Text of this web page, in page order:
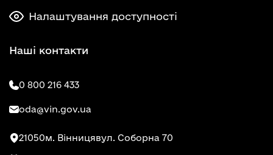
Налаштування доступності
Наші контакти
0 800 216 433
oda@vin.gov.ua
21050м. Вінницявул. Соборна 70